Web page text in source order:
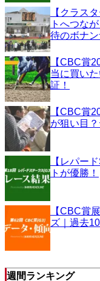
【クラス
トへつな
待のボナン
【CBC賞
当に買い
証！
【CBC賞
が狙い目
【レパー
トが優勝！
【CBC賞
ズ｜過去
週間ランキング